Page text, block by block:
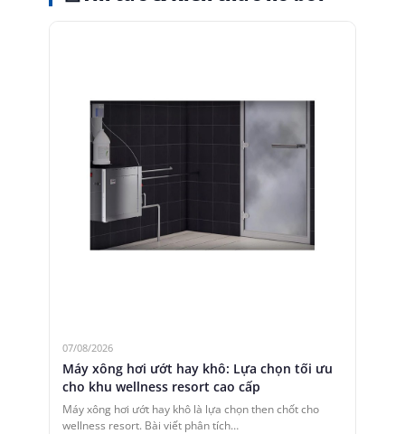
07/08/2026
Máy xông hơi ướt hay khô: Lựa chọn tối ưu
cho khu wellness resort cao cấp
Máy xông hơi ướt hay khô là lựa chọn then chốt cho
wellness resort. Bài viết phân tích…